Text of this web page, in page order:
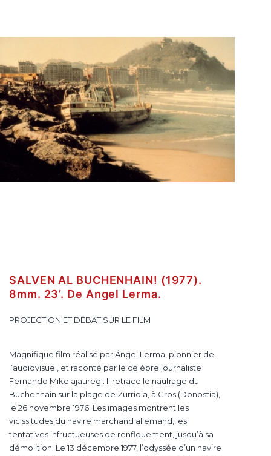
SALVEN AL BUCHENHAIN! (1977).
8mm. 23’. De Angel Lerma.
PROJECTION ET DÉBAT SUR LE FILM
Magnifique film réalisé par Ángel Lerma, pionnier de
l’audiovisuel, et raconté par le célèbre journaliste
Fernando Mikelajauregi. Il retrace le naufrage du
Buchenhain sur la plage de Zurriola, à Gros (Donostia),
le 26 novembre 1976. Les images montrent les
vicissitudes du navire marchand allemand, les
tentatives infructueuses de renflouement, jusqu’à sa
démolition. Le 13 décembre 1977, l’odyssée d’un navire